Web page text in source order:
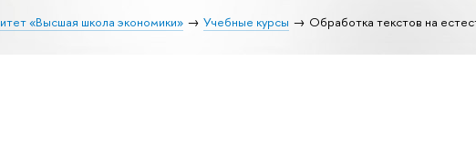
«Высшая школа экономики» Учебные курсы Обработка текстов на